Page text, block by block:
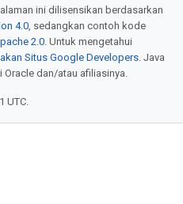
ini dilisensikan berdasarkan
4.0 , sedangkan contoh kode
2.0 . Untuk mengetahui
Situs Google Developers . Java
dan/atau afiliasinya.
UTC.